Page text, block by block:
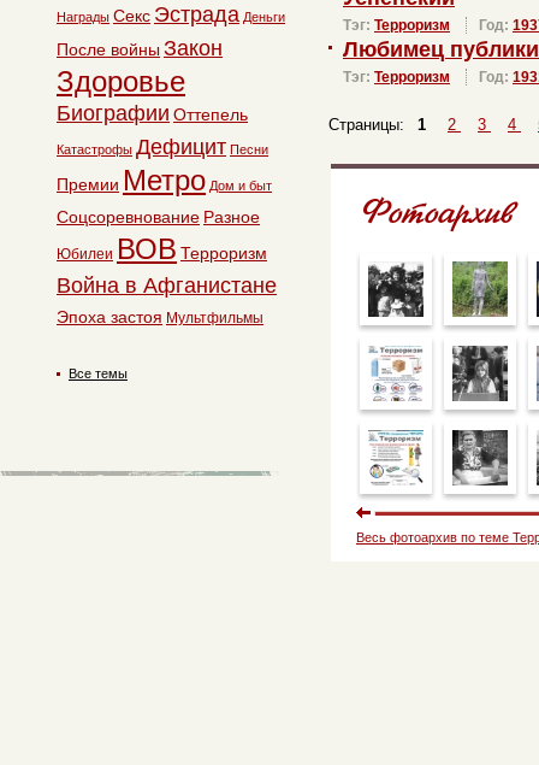
Тэг: Терроризм Год:
Любимец
Тэг: Терроризм Год:
Страницы: 1 2 3 4
Весь фотоархив по теме
Награды Секс Эстрада Деньги
После войны Закон
Здоровье
Биографии Оттепель
Катастрофы Дефицит Песни
Премии Метро Дом и быт
Соцсоревнование Разное
Юбилеи ВОВ Терроризм
Война в Афганистане
Эпоха застоя Мультфильмы
Все темы